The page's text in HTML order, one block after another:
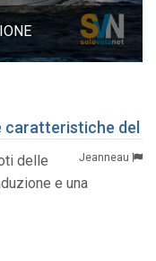
caratteristiche del
Jeanneau
delle
e una